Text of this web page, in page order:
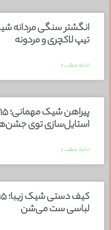
تیپ لاکچری و مردونه
ادامه مطلب »
استایل‌سازی توی
ادامه مطلب »
لباسی ست می‌شن